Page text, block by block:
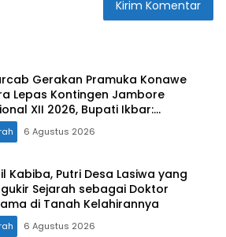
Gerakan Pramuka Konawe
Lepas Kontingen Jambore
XII 2026, Bupati Ikbar:
Karakter Generasi Muda
yang Disiplin dan Berprestasi
6 Agustus 2026
Kabiba, Putri Desa Lasiwa yang
Sejarah sebagai Doktor
di Tanah Kelahirannya
6 Agustus 2026